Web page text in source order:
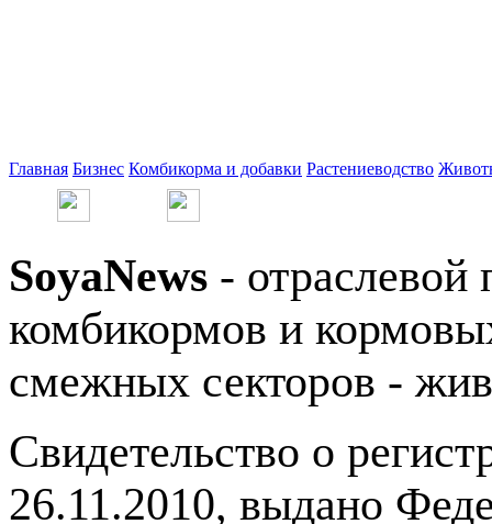
Главная Бизнес Комбикорма и добавки Растениеводство
SoyaNews - отраслевой
комбикормов и
смежных секторов -
Свидетельство о
26.11.2010, выдано